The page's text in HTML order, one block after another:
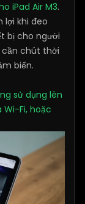
iPad Air M3.
lợi khi đeo
bị cho người
cần chút thời
biến.
sử dụng lên
Fi, hoặc